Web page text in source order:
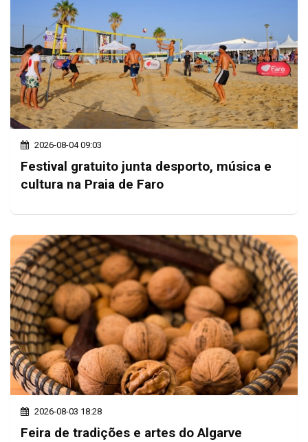
2026-08-04 09:03
Festival gratuito junta desporto, música e
cultura na Praia de Faro
2026-08-03 18:28
Feira de tradições e artes do Algarve